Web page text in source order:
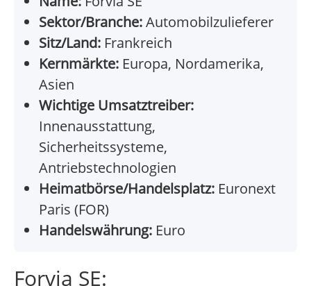
Sektor/Branche:Automobilzulieferer
Sitz/Land: Frankreich
Kernmärkte: Europa, Nordamerika,
Asien
Wichtige Umsatztreiber:
Innenausstattung,
Sicherheitssysteme,
Antriebstechnologien
Heimatbörse/Handelsplatz: Euronext
Paris (FOR)
Handelswährung: Euro
Forvia SE: